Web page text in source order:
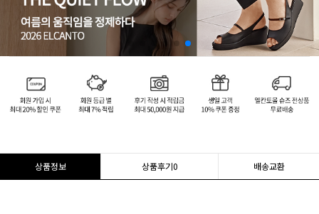
상품정보 상품후기0 배송교환